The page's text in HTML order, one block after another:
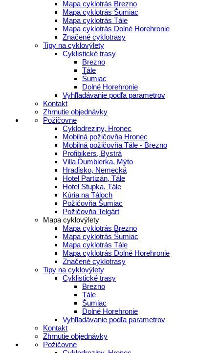
Mapa cyklotrás Brezno
Mapa cyklotrás Šumiac
Mapa cyklotrás Tále
Mapa cyklotrás Dolné Horehronie
Značené cyklotrasy
Tipy na cyklovýlety
Cyklistické trasy
Brezno
Tále
Šumiac
Dolné Horehronie
Vyhľladávanie podľa parametrov
Kontakt
Zhrnutie objednávky
Požičovne
Cyklodreziny, Hronec
Mobilná požičovňa Hronec
Mobilná požičovňa Tále - Brezno
Profibikers, Bystrá
Villa Ďumbierka, Mýto
Hradisko, Nemecká
Hotel Partizán, Tále
Hotel Stupka, Tále
Kúria na Táloch
Požičovňa Šumiac
Požičovňa Telgárt
Mapa cyklovýlety
Mapa cyklotrás Brezno
Mapa cyklotrás Šumiac
Mapa cyklotrás Tále
Mapa cyklotrás Dolné Horehronie
Značené cyklotrasy
Tipy na cyklovýlety
Cyklistické trasy
Brezno
Tále
Šumiac
Dolné Horehronie
Vyhľladávanie podľa parametrov
Kontakt
Zhrnutie objednávky
Požičovne